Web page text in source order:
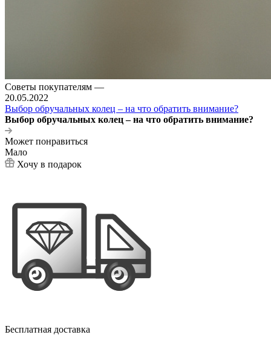
Советы покупателям —
20.05.2022
Выбор обручальных колец – на что обратить внимание?
Выбор обручальных колец – на что обратить внимание?
Может понравиться
Мало
Хочу в подарок
Бесплатная доставка